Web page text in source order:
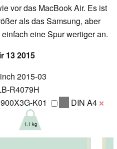
vor das MacBook Air. Es ist
als das Samsung, aber
eine Spur wertiger an.
13 2015
2015-03
R4079H
K01
DIN A4 ❌
1.1 kg